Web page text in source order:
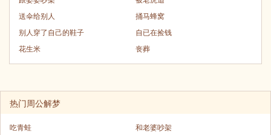
送伞给别人
捅马蜂窝
别人穿了自己的鞋子
自已在捡钱
花生米
丧葬
热门周公解梦
吃青蛙
和老婆吵架